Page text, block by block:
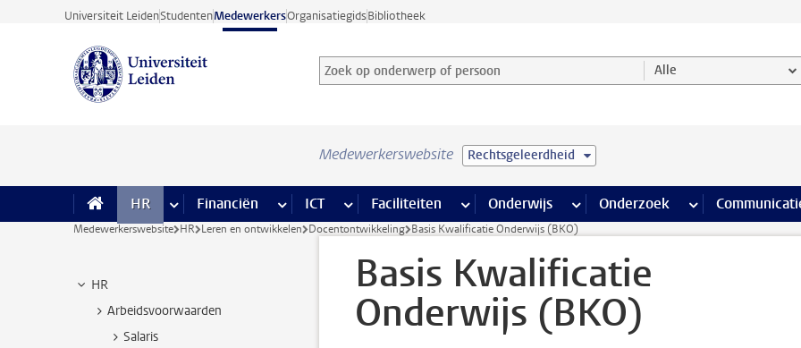
Ga direct naar de inhoud
Universiteit LeidenStudentenMedewerkersOrganisatiegidsBibliotheek
Zoek op onderwerp of persoon en selecteer categorie
Zoekterm Alle
Medewerkerswebsite Rechtsgeleerdheid
HR meer HR pagina’s
Financiën meer Financiën pagina’s
ICT meer ICT pagina’s
Faciliteiten meer Faciliteiten pagina’s
Onderwijs meer Onderwijs pagina’s
Onderzoek meer Onderzoek
Medewerkerswebsite HR Leren en ontwikkelen Docentontwikkeling Basis Kwalificatie Onderwijs (BKO)
HR
Arbeidsvoorwaarden
Salaris
Basis Kwalificatie
Onderwijs (BKO)